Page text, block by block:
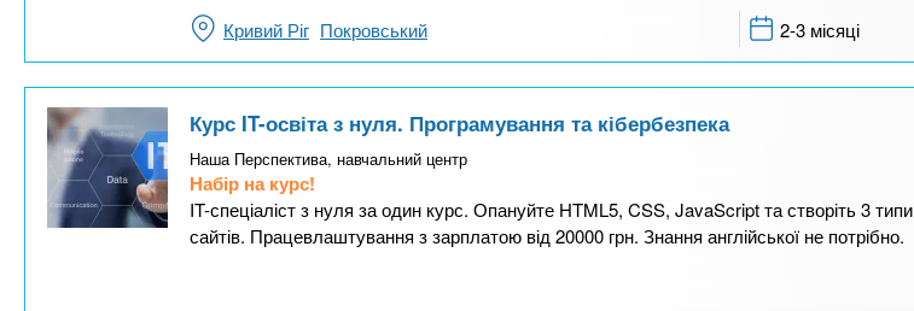
o
Кривий Ріг Покровський 2-3 місяці
Курс IT-освіта з нуля. Програмування та кібербезпека
Наша Перспектива, навчальний центр
Набір на курс!
IT-спеціаліст з нуля за один курс. Опануйте HTML5, CSS, JavaScript та створіть 3 типи
сайтів. Працевлаштування з зарплатою від 20000 грн. Знання англійської не потрібно.